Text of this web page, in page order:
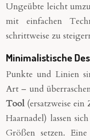
Ungeübte leicht
mit einfachen
schrittweise zu
Minimalistische
Punkte und Linien
Art – und
Tool(ersatzweise ein
Haarnadel) lassen
Größen setzen.